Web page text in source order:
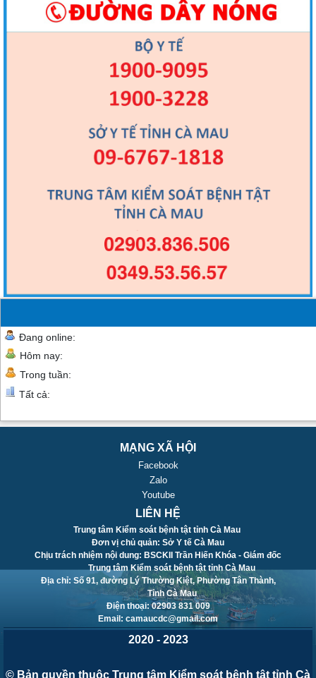
Đang online:
Hôm nay:
Trong tuần:
Tất cả:
MẠNG XÃ HỘI
Facebook
Zalo
Youtube
LIÊN HỆ
Trung tâm Kiểm soát bệnh tật tỉnh Cà Mau
Đơn vị chủ quản: Sở Y tế Cà Mau
Chịu trách nhiệm nội dung: BSCKII Trần Hiến Khóa - Giám đốc
Trung tâm Kiểm soát bệnh tật tỉnh Cà Mau
Địa chỉ: Số 91, đường Lý Thường Kiệt, Phường Tân Thành,
Tỉnh Cà Mau
Điện thoại: 02903 831 009
Email: camaucdc@gmail.com
2020 - 2023
© Bản quyền thuộc Trung tâm Kiểm soát bệnh tật tỉnh Cà